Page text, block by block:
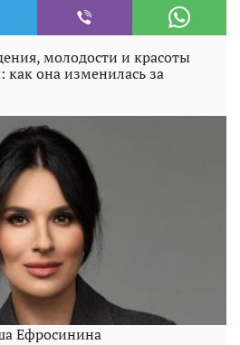
молодости и красоты
она изменилась за
Ефросинина